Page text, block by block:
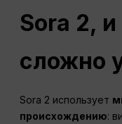
Sora 2,
сложно
Sora 2 использует
происхождению: